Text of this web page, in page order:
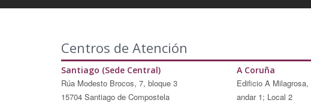
Centros de Atención
Santiago (Sede Central)
Rúa Modesto Brocos, 7, bloque 3
15704 Santiago de Compostela
A Coruña
Edificio A
andar 1; Local 2